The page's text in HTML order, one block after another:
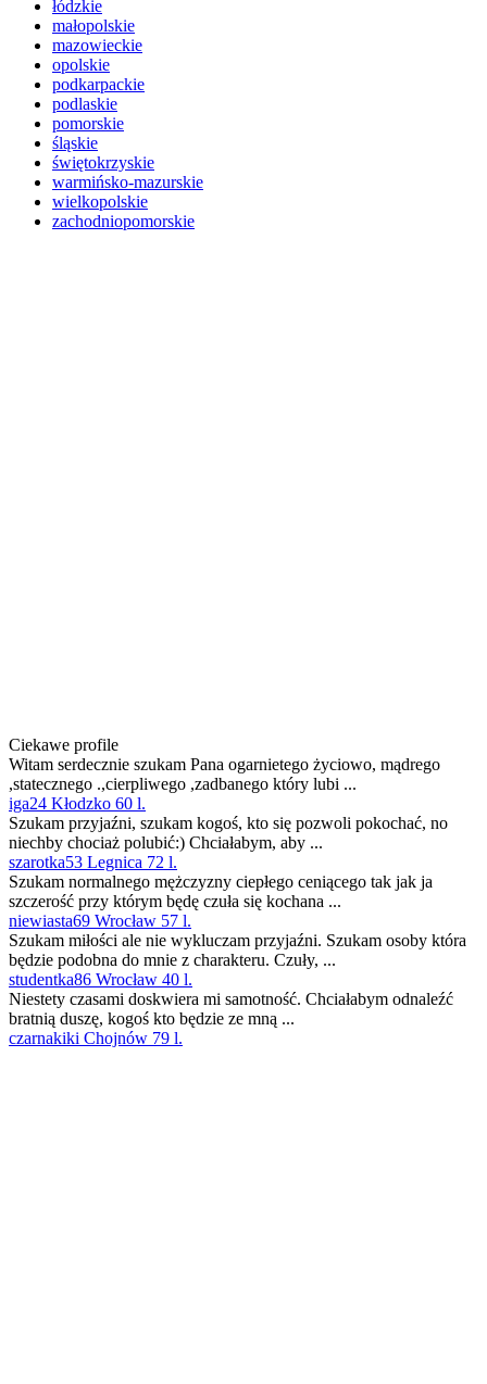
łódzkie
małopolskie
mazowieckie
opolskie
podkarpackie
podlaskie
pomorskie
śląskie
świętokrzyskie
warmińsko-mazurskie
wielkopolskie
zachodniopomorskie
Ciekawe profile
Witam serdecznie szukam Pana ogarnietego życiowo, mądrego
,statecznego .,cierpliwego ,zadbanego który lubi ...
iga24 Kłodzko 60 l.
Szukam przyjaźni, szukam kogoś, kto się pozwoli pokochać, no
niechby chociaż polubić:) Chciałabym, aby ...
szarotka53 Legnica 72 l.
Szukam normalnego mężczyzny ciepłego ceniącego tak jak ja
szczerość przy którym będę czuła się kochana ...
niewiasta69 Wrocław 57 l.
Szukam miłości ale nie wykluczam przyjaźni. Szukam osoby która
będzie podobna do mnie z charakteru. Czuły, ...
studentka86 Wrocław 40 l.
Niestety czasami doskwiera mi samotność. Chciałabym odnaleźć
bratnią duszę, kogoś kto będzie ze mną ...
czarnakiki Chojnów 79 l.